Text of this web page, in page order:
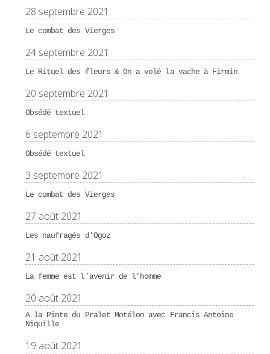
28 septembre 2021
Le combat des Vierges
24 septembre 2021
Le Rituel des fleurs & On a volé la vache à Firmin
20 septembre 2021
Obsédé textuel
6 septembre 2021
Obsédé textuel
3 septembre 2021
Le combat des Vierges
27 août 2021
Les naufragés d’Ogoz
21 août 2021
La femme est l’avenir de l’homme
20 août 2021
A la Pinte du Pralet Motélon avec Francis Antoine
Niquille
19 août 2021